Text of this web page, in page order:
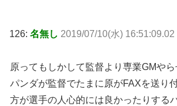
126: 名無し 2019/07/10(水)
原ってもしかして監督より専業GMやら
パンダが監督でたまに原がFAXを送り
方が選手の人心的には良かったりする